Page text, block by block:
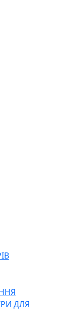
ДЛЯ